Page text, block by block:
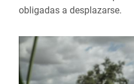
obligadas a desplazarse.